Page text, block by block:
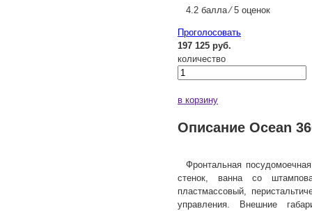
4.2 балла ⁄ 5 оценок
Проголосовать
197 125 руб.
количество
в корзину
Описание Ocean
Фронтальная
стенок, ванна со
пластмассовый,
управления. Внешние